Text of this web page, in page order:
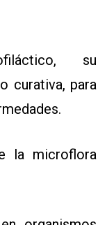
su
curativa, para
la microflora